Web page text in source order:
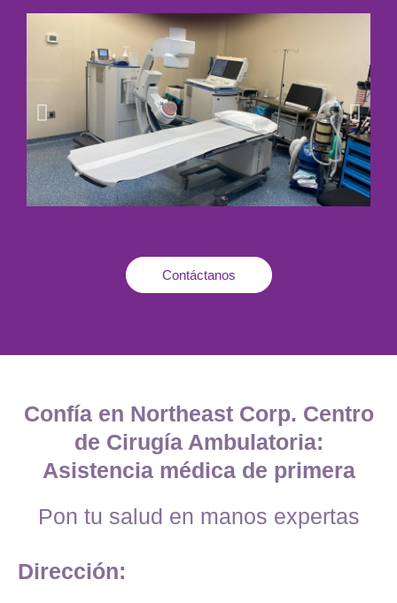
Contáctanos
Confía en Northeast Corp. Centro
de Cirugía Ambulatoria:
Asistencia médica de primera
Pon tu salud en manos expertas
Dirección: